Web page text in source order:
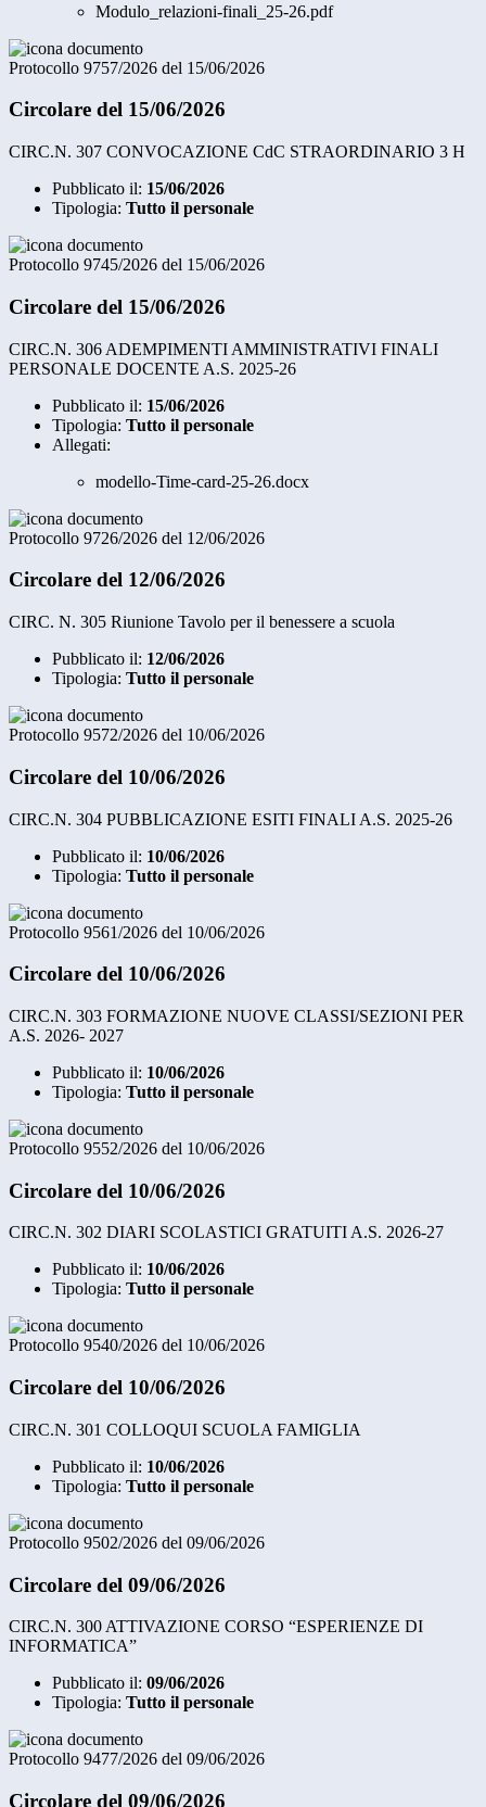
Modulo_relazioni-finali_25-26.pdf
Protocollo 9757/2026 del 15/06/2026
Circolare del 15/06/2026
CIRC.N. 307 CONVOCAZIONE CdC STRAORDINARIO 3 H
Pubblicato il: 15/06/2026
Tipologia: Tutto il personale
Protocollo 9745/2026 del 15/06/2026
Circolare del 15/06/2026
CIRC.N. 306 ADEMPIMENTI AMMINISTRATIVI FINALI
PERSONALE DOCENTE A.S. 2025-26
Pubblicato il: 15/06/2026
Tipologia: Tutto il personale
Allegati:
modello-Time-card-25-26.docx
Protocollo 9726/2026 del 12/06/2026
Circolare del 12/06/2026
CIRC. N. 305 Riunione Tavolo per il benessere a scuola
Pubblicato il: 12/06/2026
Tipologia: Tutto il personale
Protocollo 9572/2026 del 10/06/2026
Circolare del 10/06/2026
CIRC.N. 304 PUBBLICAZIONE ESITI FINALI A.S. 2025-26
Pubblicato il: 10/06/2026
Tipologia: Tutto il personale
Protocollo 9561/2026 del 10/06/2026
Circolare del 10/06/2026
CIRC.N. 303 FORMAZIONE NUOVE CLASSI/SEZIONI PER
A.S. 2026- 2027
Pubblicato il: 10/06/2026
Tipologia: Tutto il personale
Protocollo 9552/2026 del 10/06/2026
Circolare del 10/06/2026
CIRC.N. 302 DIARI SCOLASTICI GRATUITI A.S. 2026-27
Pubblicato il: 10/06/2026
Tipologia: Tutto il personale
Protocollo 9540/2026 del 10/06/2026
Circolare del 10/06/2026
CIRC.N. 301 COLLOQUI SCUOLA FAMIGLIA
Pubblicato il: 10/06/2026
Tipologia: Tutto il personale
Protocollo 9502/2026 del 09/06/2026
Circolare del 09/06/2026
CIRC.N. 300 ATTIVAZIONE CORSO “ESPERIENZE DI
INFORMATICA”
Pubblicato il: 09/06/2026
Tipologia: Tutto il personale
Protocollo 9477/2026 del 09/06/2026
Circolare del 09/06/2026